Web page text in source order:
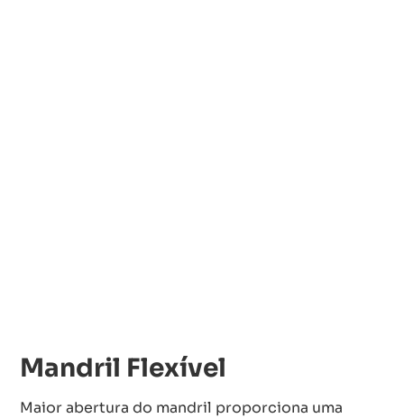
Mandril Flexível
Maior abertura do mandril proporciona uma